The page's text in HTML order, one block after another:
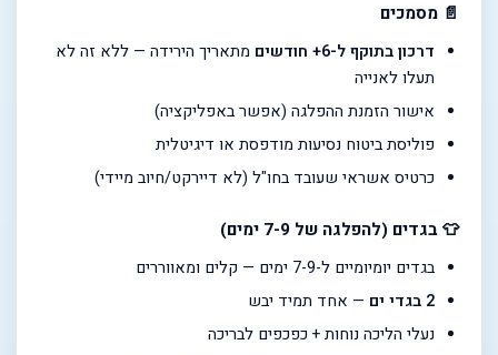
📄 מסמכים
דרכון בתוקף ל-6+ חודשים
מתאריך הירידה — ללא זה לא
תעלו לאנייה
אישור הזמנת ההפלגה (אפשר באפליקציה)
פוליסת ביטוח נסיעות מודפסת או דיגיטלית
כרטיס אשראי שעובד בחו"ל (לא דיירקט/חיוב מיידי)
👕 בגדים (להפלגה של 7-9 ימים)
בגדים יומיומיים ל-7-9 ימים — קלים ומאווררים
2 בגדי ים
— אחד תמיד יבש
נעלי הליכה נוחות + כפכפים לבריכה